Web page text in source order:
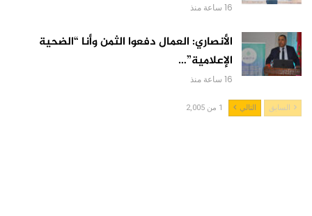
16 ساعة منذ
الأنصاري: العمال دفعوا الثمن وأنا “الضحية
الإعلامية”…
16 ساعة منذ
السابق التالي 1 من 2,005